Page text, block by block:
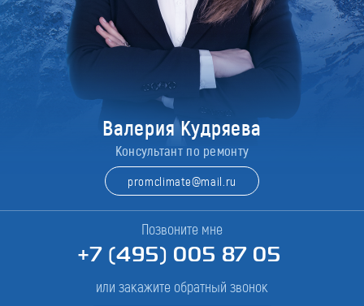
Валерия Кудряева
Консультант по ремонту
promclimate@mail.ru
Позвоните мне
+7 (495) 005 87 05
или закажите обратный звонок